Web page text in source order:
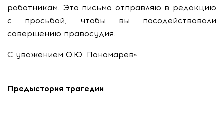
работникам. Это письмо отправляю в редакцию
с просьбой, чтобы вы посодействовали
совершению правосудия.
С уважением О.Ю. Пономарев».
Предыстория трагедии